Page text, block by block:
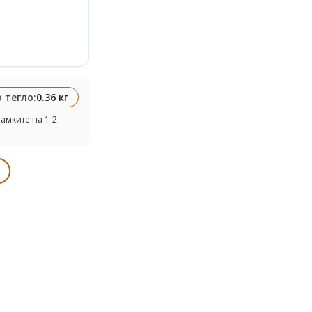
тегло:0.36 кг
на 1-2